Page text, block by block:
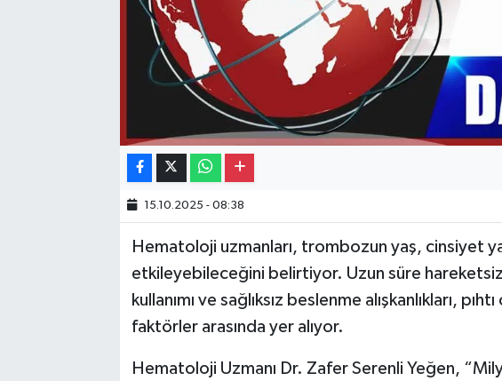
15.10.2025 - 08:38
Hematoloji uzmanları, trombozun yaş, cinsiyet
etkileyebileceğini belirtiyor. Uzun süre
kullanımı ve sağlıksız beslenme alışkanlıkları,
faktörler arasında yer alıyor.
Hematoloji Uzmanı Dr. Zafer Serenli Yeğen,